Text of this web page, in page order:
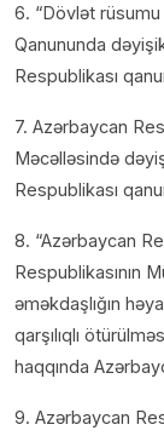
6. “Dövlət rüsumu
Qanununda
Respublikası
7. Azərbaycan
Məcəlləsində
Respublikası
8. “Azərbaycan
Respublikasının
əməkdaşlığın
qarşılıqlı
haqqında
9. Azərbaycan